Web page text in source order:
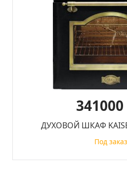
341000
ДУХОВОЙ ШКАФ
Под заказ